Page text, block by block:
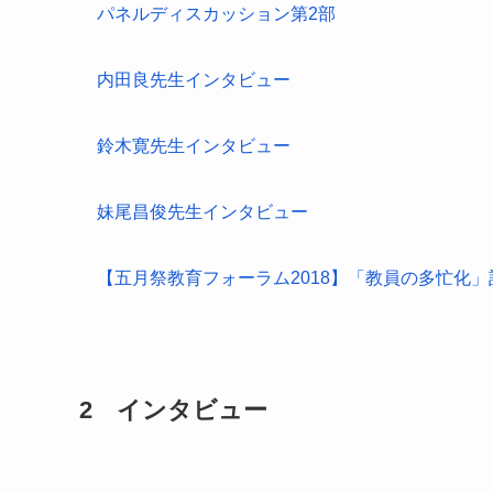
パネルディスカッション第2部
内田良先生インタビュー
鈴木寛先生インタビュー
妹尾昌俊先生インタビュー
【五月祭教育フォーラム2018】「教員の多忙化
2 インタビュー